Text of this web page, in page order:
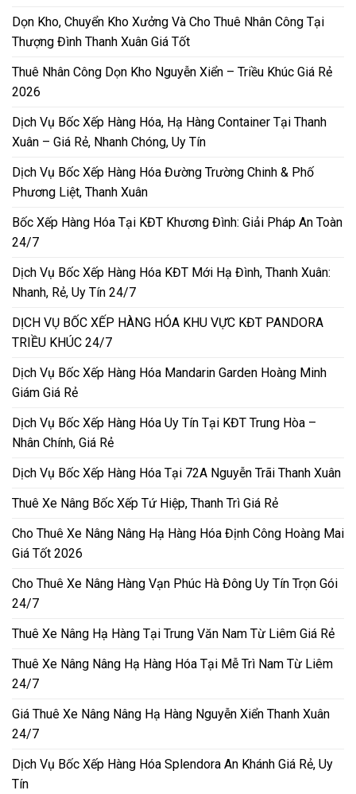
Dọn Kho, Chuyển Kho Xưởng Và Cho Thuê Nhân Công Tại
Thượng Đình Thanh Xuân Giá Tốt
Thuê Nhân Công Dọn Kho Nguyễn Xiển – Triều Khúc Giá Rẻ
2026
Dịch Vụ Bốc Xếp Hàng Hóa, Hạ Hàng Container Tại Thanh
Xuân – Giá Rẻ, Nhanh Chóng, Uy Tín
Dịch Vụ Bốc Xếp Hàng Hóa Đường Trường Chinh & Phố
Phương Liệt, Thanh Xuân
Bốc Xếp Hàng Hóa Tại KĐT Khương Đình: Giải Pháp An Toàn
24/7
Dịch Vụ Bốc Xếp Hàng Hóa KĐT Mới Hạ Đình, Thanh Xuân:
Nhanh, Rẻ, Uy Tín 24/7
DỊCH VỤ BỐC XẾP HÀNG HÓA KHU VỰC KĐT PANDORA
TRIỀU KHÚC 24/7
Dịch Vụ Bốc Xếp Hàng Hóa Mandarin Garden Hoàng Minh
Giám Giá Rẻ
Dịch Vụ Bốc Xếp Hàng Hóa Uy Tín Tại KĐT Trung Hòa –
Nhân Chính, Giá Rẻ
Dịch Vụ Bốc Xếp Hàng Hóa Tại 72A Nguyễn Trãi Thanh Xuân
Thuê Xe Nâng Bốc Xếp Tứ Hiệp, Thanh Trì Giá Rẻ
Cho Thuê Xe Nâng Nâng Hạ Hàng Hóa Định Công Hoàng Mai
Giá Tốt 2026
Cho Thuê Xe Nâng Hàng Vạn Phúc Hà Đông Uy Tín Trọn Gói
24/7
Thuê Xe Nâng Hạ Hàng Tại Trung Văn Nam Từ Liêm Giá Rẻ
Thuê Xe Nâng Nâng Hạ Hàng Hóa Tại Mễ Trì Nam Từ Liêm
24/7
Giá Thuê Xe Nâng Nâng Hạ Hàng Nguyễn Xiển Thanh Xuân
24/7
Dịch Vụ Bốc Xếp Hàng Hóa Splendora An Khánh Giá Rẻ, Uy
Tín